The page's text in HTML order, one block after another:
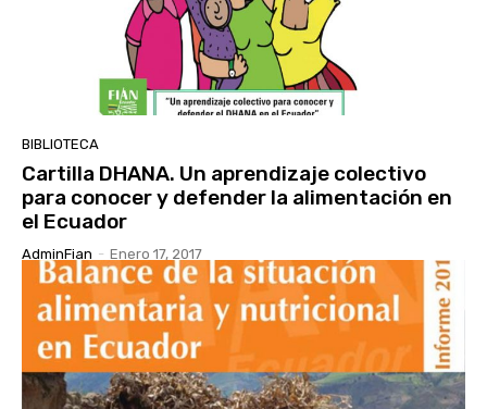
BIBLIOTECA
Cartilla DHANA. Un aprendizaje colectivo
para conocer y defender la alimentación en
el Ecuador
AdminFian - Enero 17, 2017